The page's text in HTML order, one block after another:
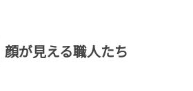
顔が見える職人たち